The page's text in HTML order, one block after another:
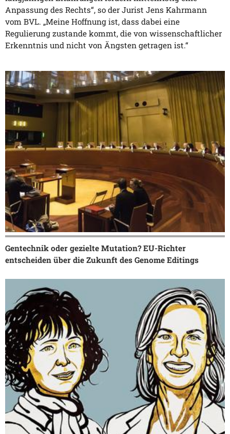
Anpassung des Rechts“, so der Jurist Jens Kahrmann
vom BVL. „Meine Hoffnung ist, dass dabei eine
Regulierung zustande kommt, die von wissenschaftlicher
Erkenntnis und nicht von Ängsten getragen ist.“
Gentechnik oder gezielte Mutation? EU-Richter
entscheiden über die Zukunft des Genome Editings